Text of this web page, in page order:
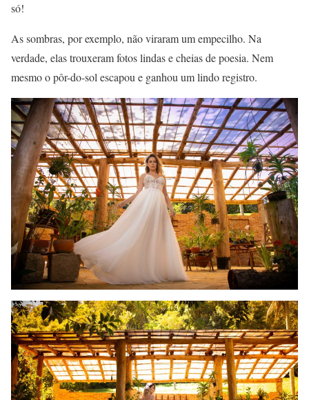
só!
As sombras, por exemplo, não viraram um empecilho. Na
verdade, elas trouxeram fotos lindas e cheias de poesia. Nem
mesmo o pôr-do-sol escapou e ganhou um lindo registro.